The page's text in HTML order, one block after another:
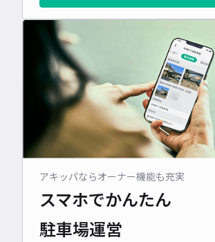
アキッパならオーナー機能も充実
スマホでかんたん
駐車場運営